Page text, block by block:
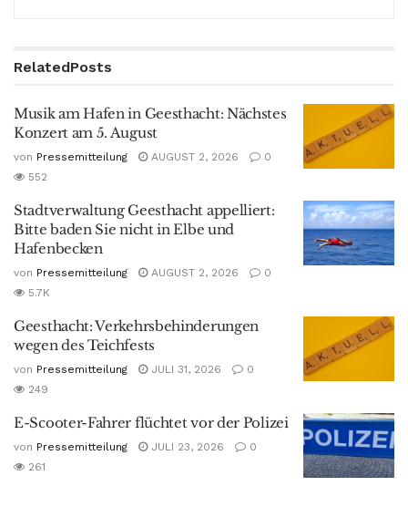
RelatedPosts
Musik am Hafen in Geesthacht: Nächstes
Konzert am 5. August
von Pressemitteilung AUGUST 2, 2026
0
552
Stadtverwaltung Geesthacht appelliert:
Bitte baden Sie nicht in Elbe und
Hafenbecken
von Pressemitteilung AUGUST 2, 2026
0
5.7K
Geesthacht: Verkehrsbehinderungen
wegen des Teichfests
von Pressemitteilung JULI 31, 2026
0
249
E-Scooter-Fahrer flüchtet vor der Polizei
von Pressemitteilung JULI 23, 2026
0
261